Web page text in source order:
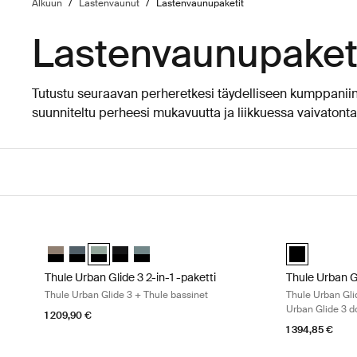
Alkuun / Lastenvaunut / Lastenvaunupaketit
Tutustu seuraavan perheretkesi täydelliseen
suunniteltu perheesi mukavuutta ja liikkuessa
Thule Urban Glide 3 2-in-1 -paketti Tinted Taupe on Black
Thule Urban Glide 3 2-in-1 -paketti Tumma liuskekivi
Thule Urban Glide 3 2-in-1 -paketti Sumunvihreä
Thule Urban Glide 3 2-in-1 -paketti Musta mustalla
Thule Urban Glide 3 2-in-1 -paketti
Thule Urban Glide 3 2-in-1 -paketti
Thule Urban Glide 3 + Thule bassinet
1 209,90 €
Thule Urban
Thule Urban
Thule Urban
Thule Urban
Urban Glide 3
1 394,85 €